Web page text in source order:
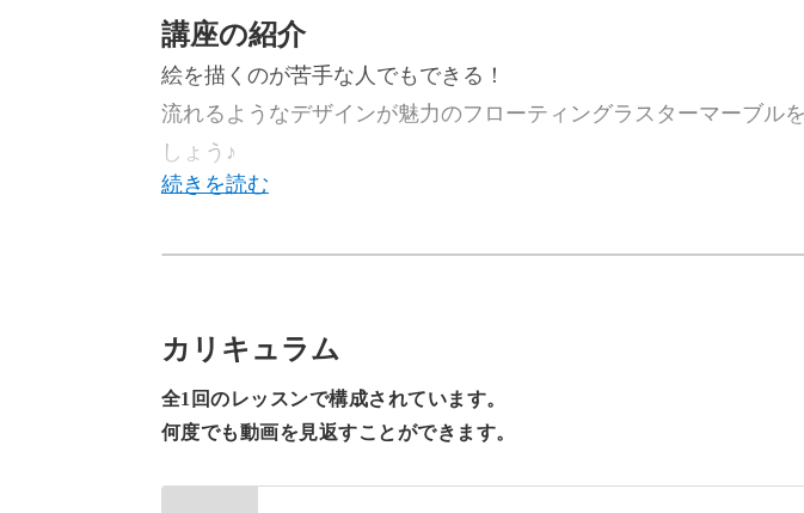
講座の紹介
絵を描くのが苦手な人でもできる！
流れるようなデザインが魅力のフローティングラスターマーブル
しょう♪
フローティングラスターマーブルをレクチャーしていきます♪
フローティング ラスター マーブルは、液体塗料のラスターをお水
カリキュラム
全1回のレッスンで構成されています。
何度でも動画を見返すことができます。